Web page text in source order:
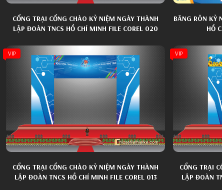
CỔNG TRẠI CỔNG CHÀO KỶ NIỆM NGÀY THÀNH
LẬP ĐOÀN TNCS HỒ CHÍ MINH FILE COREL 020
BĂNG RÔN KỶ
HỒ
VIP
CỔNG TRẠI CỔNG CHÀO KỶ NIỆM NGÀY THÀNH
LẬP ĐOÀN TNCS HỒ CHÍ MINH FILE COREL 013
VIP
CỔNG TRẠI
LẬP ĐOÀN